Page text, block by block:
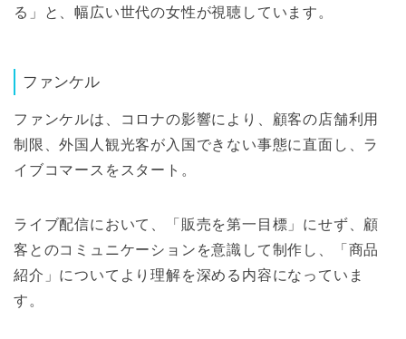
る」と、幅広い世代の女性が視聴しています。
ファンケル
ファンケルは、コロナの影響により、顧客の店舗利用
制限、外国人観光客が入国できない事態に直面し、ラ
イブコマースをスタート。
ライブ配信において、「販売を第一目標」にせず、顧
客とのコミュニケーションを意識して制作し、「商品
紹介」についてより理解を深める内容になっていま
す。